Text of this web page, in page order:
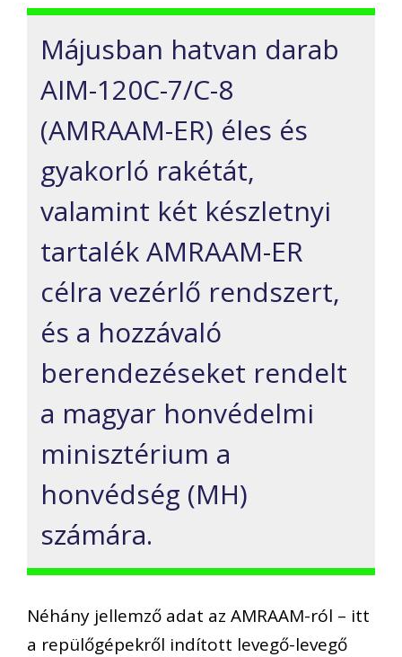
Májusban hatvan darab
AIM-120C-7/C-8
(AMRAAM-ER) éles és
gyakorló rakétát,
valamint két készletnyi
tartalék AMRAAM-ER
célra vezérlő rendszert,
és a hozzávaló
berendezéseket rendelt
a magyar honvédelmi
minisztérium a
honvédség (MH)
számára.
Néhány jellemző adat az AMRAAM-ról – itt
a repülőgépekről indított levegő-levegő